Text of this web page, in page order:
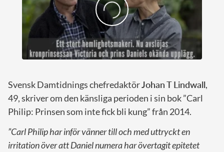
Svensk Damtidnings chefredaktörJohan T Lindwall,
49, skriver om den känsliga perioden i sin bok ”Carl
Philip: Prinsen som inte fick bli kung” från 2014.
”Carl Philip har inför vänner till och med uttryckt en
irritation över att Daniel numera har övertagit epitetet